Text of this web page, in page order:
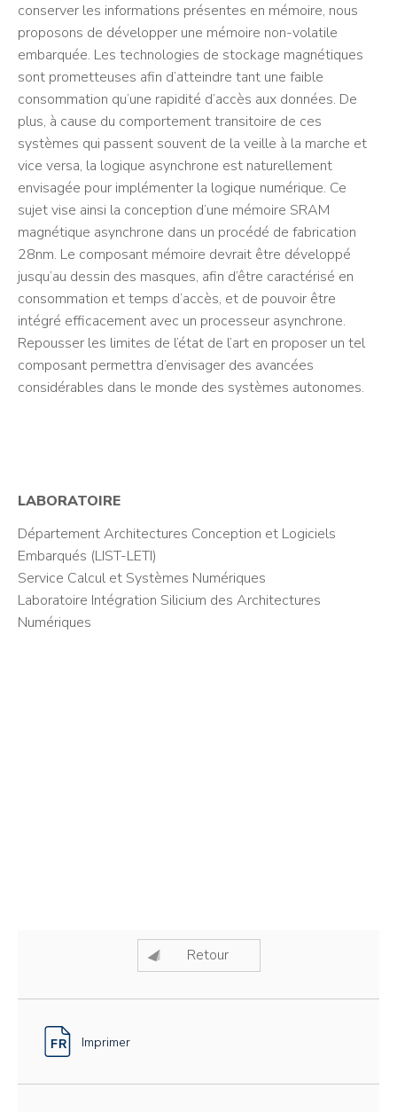
conserver les informations présentes en mémoire, nous
proposons de développer une mémoire non-volatile
embarquée. Les technologies de stockage magnétiques
sont prometteuses afin d’atteindre tant une faible
consommation qu’une rapidité d’accès aux données. De
plus, à cause du comportement transitoire de ces
systèmes qui passent souvent de la veille à la marche et
vice versa, la logique asynchrone est naturellement
envisagée pour implémenter la logique numérique. Ce
sujet vise ainsi la conception d’une mémoire SRAM
magnétique asynchrone dans un procédé de fabrication
28nm. Le composant mémoire devrait être développé
jusqu’au dessin des masques, afin d’être caractérisé en
consommation et temps d’accès, et de pouvoir être
intégré efficacement avec un processeur asynchrone.
Repousser les limites de l’état de l’art en proposer un tel
composant permettra d’envisager des avancées
considérables dans le monde des systèmes autonomes.
LABORATOIRE
Département Architectures Conception et Logiciels
Embarqués (LIST-LETI)
Service Calcul et Systèmes Numériques
Laboratoire Intégration Silicium des Architectures
Numériques
Retour
Imprimer